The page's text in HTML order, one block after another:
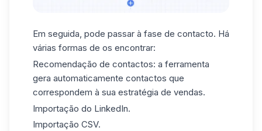
Em seguida, pode passar à fase de contacto. Há
várias formas de os encontrar:
Recomendação de contactos: a ferramenta
gera automaticamente contactos que
correspondem à sua estratégia de vendas.
Importação do LinkedIn.
Importação CSV.